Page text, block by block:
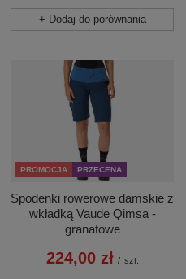
+ Dodaj do porównania
PROMOCJA PRZECENA
Spodenki rowerowe damskie z
wkładką Vaude Qimsa -
granatowe
224,00 zł / szt.